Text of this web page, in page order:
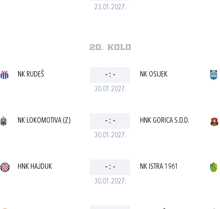
23.01.2027.
20. kolo
30.01.2027.
NK RUDEŠ - : - NK OSIJEK
30.01.2027.
NK LOKOMOTIVA (Z) - : - HNK GORICA S.D.D.
30.01.2027.
HNK HAJDUK - : - NK ISTRA 1961